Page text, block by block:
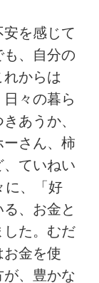
を感じて
、自分の
れからは
日々の暮ら
あうか、
さん、柿
ていねい
に、「好
、お金と
した。むだ
お金を使
が、豊かな